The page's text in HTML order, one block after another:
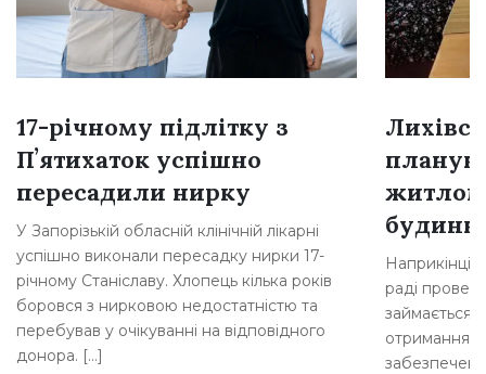
17-річному підлітку з
Пʼятихаток успішно
пересадили нирку
У Запорізькій обласній клінічній лікарні
успішно виконали пересадку нирки 17-
річному Станіславу. Хлопець кілька років
боровся з нирковою недостатністю та
перебував у очікуванні на відповідного
донора. […]
Наприкінці
раді
займається
отримання